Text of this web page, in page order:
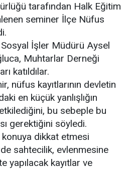
tarafından Halk Eğitim
seminer İlçe Nüfus
İşler Müdürü Aysel
Muhtarlar Derneği
katıldılar.
nüfus kayıtlarının devletin
en küçük yanlışlığın
bu sebeple bu
gerektiğini söyledi.
dikkat etmesi
sahtecilik, evlenmesine
yapılacak kayıtlar ve